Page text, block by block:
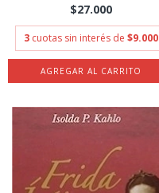
$27.000
3 cuotas sin interés de $9.000